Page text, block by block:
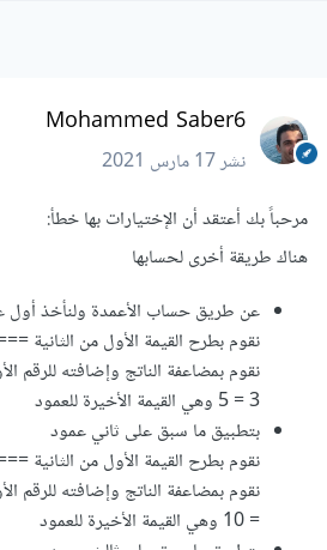
Mohammed Saber6
نشر17 مارس 2021
مرحباً بك أعتقد أن الإختيارات بها خطأ:
هناك طريقة أخرى لحسابها
عن طريق حساب الأعمدة ولنأخذ أول
نقوم بطرح القيمة الأول من الثانية
3 = 5 وهي القيمة الأخيرة للعمود
بتطبيق ما سبق على ثاني عمود
نقوم بطرح القيمة الأول من الثانية =====>
= 10 وهي القيمة الأخيرة للعمود